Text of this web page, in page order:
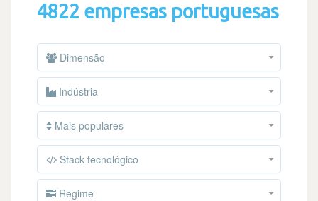
4822 empresas portuguesas
Dimensão
Indústria
Mais populares
Stack tecnológico
Regime